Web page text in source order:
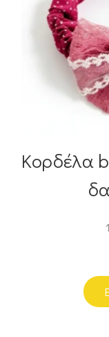
Κορδέλα